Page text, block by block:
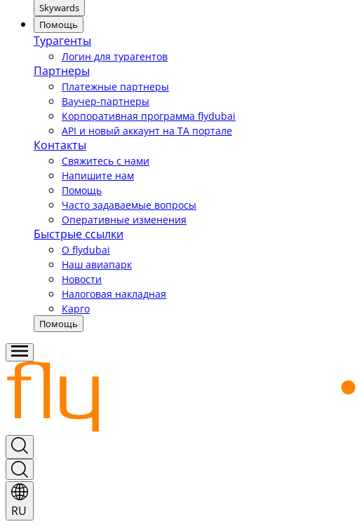
Skywards
Помощь
Турагенты
Логин для турагентов
Партнеры
Платежные партнеры
Ваучер-партнеры
Корпоративная программа flydubai
API и новый аккаунт на TA портале
Контакты
Свяжитесь с нами
Напишите нам
Помощь
Часто задаваемые вопросы
Оперативные изменения
Быстрые ссылки
О flydubai
Наш авиапарк
Новости
Налоговая накладная
Карго
Помощь
RU